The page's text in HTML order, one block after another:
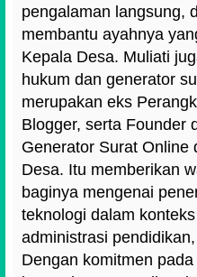
pengalaman langsung,
membantu ayahnya
Kepala Desa. Muliati
hukum dan generator
merupakan eks
Blogger, serta Founder
Generator Surat Online
Desa. Itu memberikan
baginya mengenai
teknologi dalam
administrasi
Dengan komitmen